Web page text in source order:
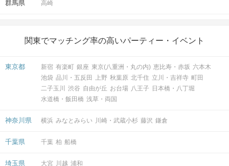
群馬県 高崎
関東でマッチング率の高いパーティー・イベント
東京都 新宿 有楽町 銀座 東京(八重洲・丸の内) 恵比寿・赤坂 六本木
池袋 品川・五反田 上野 秋葉原 北千住 立川・吉祥寺 町田
二子玉川
渋谷 自由が丘 お台場 八王子 日本橋・八丁堀
水道橋・飯田橋 浅草・両国
神奈川県 横浜 みなとみらい 川崎・武蔵小杉 藤沢 鎌倉
千葉県 千葉 柏 船橋
埼玉県 大宮 川越 浦和